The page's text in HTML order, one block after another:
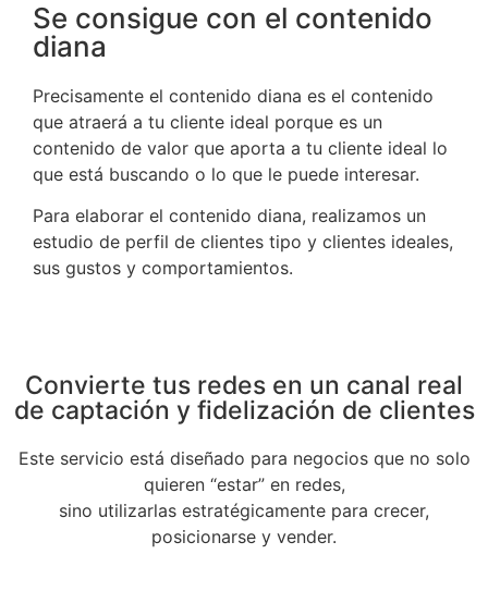
Se consigue con el contenido
diana
Precisamente el contenido diana es el contenido
que atraerá a tu cliente ideal porque es un
contenido de valor que aporta a tu cliente ideal lo
que está buscando o lo que le puede interesar.
Para elaborar el contenido diana, realizamos un
estudio de perfil de clientes tipo y clientes ideales,
sus gustos y comportamientos.
Convierte tus redes en un canal real
de captación y fidelización de clientes
Este servicio está diseñado para negocios que no solo
quieren “estar” en redes,
sino utilizarlas estratégicamente para crecer,
posicionarse y vender.